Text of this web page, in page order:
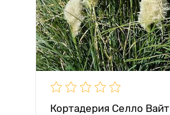
Кортадерия Селло Вайт